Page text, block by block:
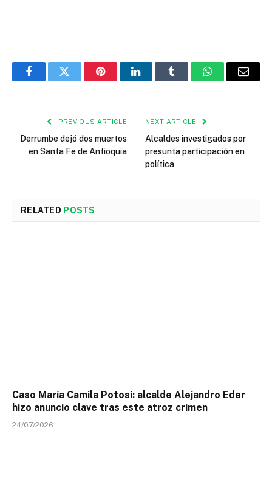
FacebookTwitter PinterestLinkedInTumblr WhatsAppEmail
PREVIOUS ARTICLE
Derrumbe dejó dos muertos
en Santa Fe de Antioquia
NEXT ARTICLE
Alcaldes investigados por
presunta participación en
política
RELATED POSTS
Caso María Camila Potosí: alcalde Alejandro Eder
hizo anuncio clave tras este atroz crimen
24/07/2026